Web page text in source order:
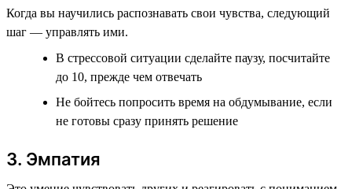
Когда вы научились распознавать свои чувства, следующий
шаг — управлять ими.
В стрессовой ситуации сделайте паузу, посчитайте
до 10, прежде чем отвечать
Не бойтесь попросить время на обдумывание, если
не готовы сразу принять решение
3. Эмпатия